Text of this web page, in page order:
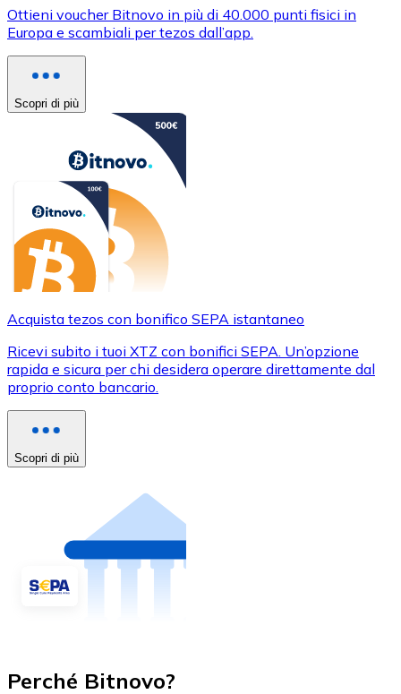
Ottieni voucher Bitnovo in più di 40.000 punti fisici in
Europa e scambiali per tezos dall’app.
Scopri di più
Acquista tezos con bonifico SEPA istantaneo
Ricevi subito i tuoi XTZ con bonifici SEPA. Un’opzione
rapida e sicura per chi desidera operare direttamente dal
proprio conto bancario.
Scopri di più
Perché Bitnovo?